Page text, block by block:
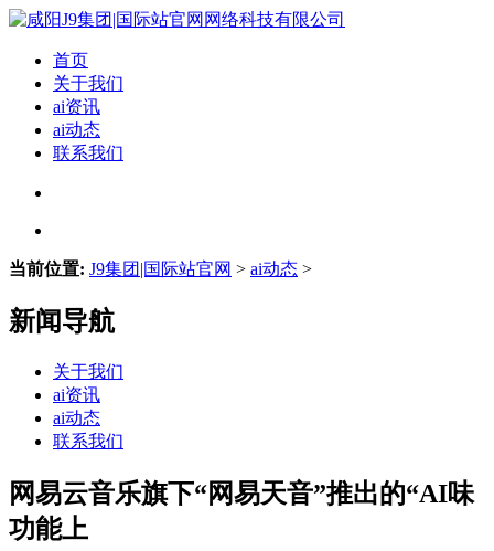
首页
关于我们
ai资讯
ai动态
联系我们
当前位置: J9集团|国际站官网 > ai动态 >
新闻导航
关于我们
ai资讯
ai动态
联系我们
网易云音乐旗下“网易天音”推出的“AI味
功能上